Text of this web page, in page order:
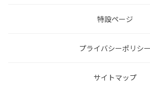
特設ページ
プライバシーポリシー
サイトマップ